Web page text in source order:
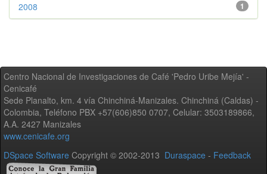
1
2008
Centro Nacional de Investigaciones de Café 'Pedro Uribe Mejía' -
Cenicafé
Sede Planalto, km. 4 vía Chinchiná-Manizales. Chinchiná (Caldas) -
Colombia, Teléfono PBX +57(606)850 0707, Celular: 3503189866,
A.A. 2427 Manizales
www.cenicafe.org
DSpace Software Copyright © 2002-2013 Duraspace - Feedback